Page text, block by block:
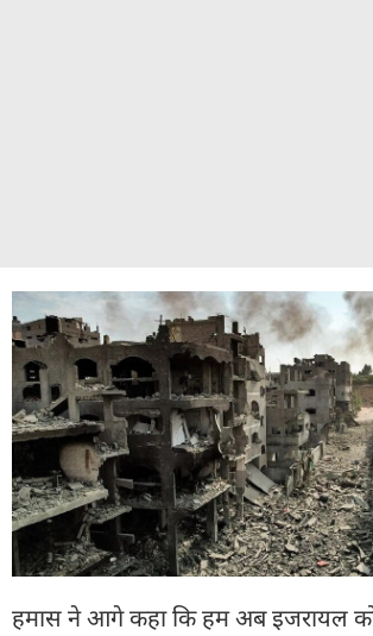
हमास ने आगे कहा कि हम अब इजरायल